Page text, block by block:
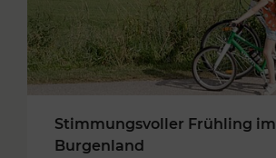
Stimmungsvoller Frühling im
Burgenland